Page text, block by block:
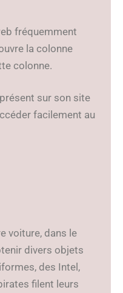
fréquemment
la colonne
colonne.
sur son site
facilement au
voiture, dans le
divers objets
des Intel,
filent leurs